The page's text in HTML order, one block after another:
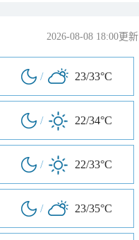
2026-08-08 18:00更新
/ 23/33°C
/ 22/34°C
/ 22/33°C
/ 23/35°C